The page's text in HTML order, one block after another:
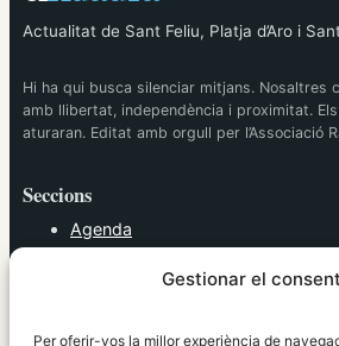
Gestionar el
Per oferir-vos la millor experiència de
Actualitat de Sant Feliu, Platja d’Aro i
Hi ha qui busca silenciar mitjans. Nosaltres
amb llibertat, independència i proximitat.
aturaran. Editat amb orgull per l’Associació
Seccions
Agenda
Política